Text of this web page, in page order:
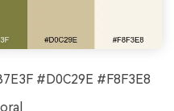
#D0C29E #F8F3E8